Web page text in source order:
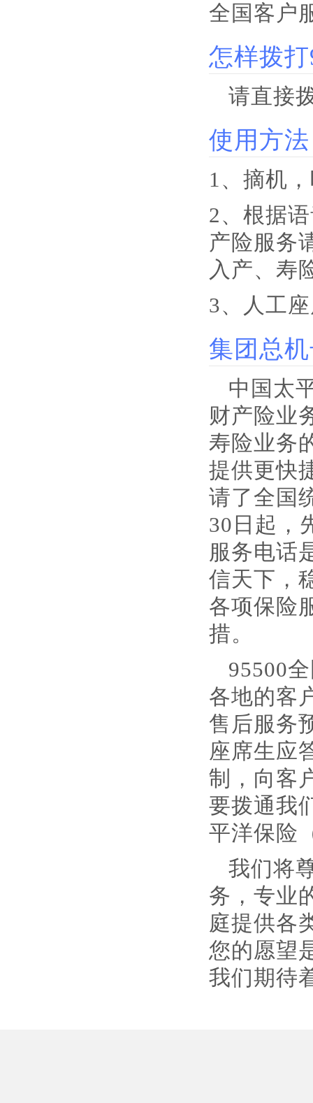
全国客户
怎样拨
请直接
使用方法
1、摘机
2、根据
产险服务
入产、寿
3、人工
集团总
中国太
财产险业
寿险业务
提供更快
请了全国
30日起，
服务电话
信天下，
各项保险
措。
95500
各地的客
售后服务
座席生应
制，向客
要拨通我
平洋保险
我们将
务，专业
庭提供各
您的愿望
我们期待